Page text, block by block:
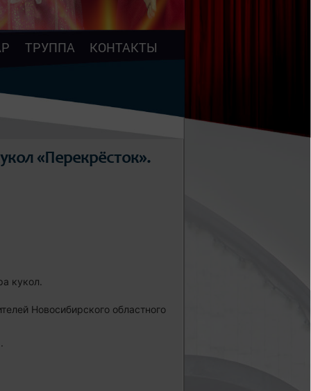
ТРУППА КОНТАКТЫ
«Перекрёсток».
кукол.
Новосибирского областного